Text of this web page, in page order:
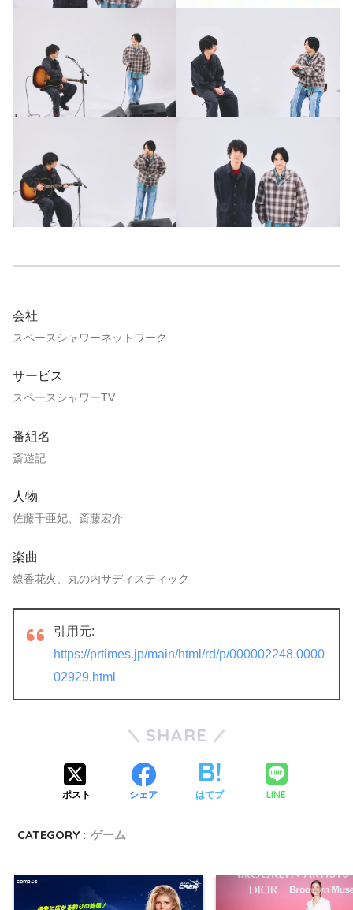
会社
スペースシャワーネットワーク
サービス
スペースシャワーTV
番組名
斎遊記
人物
佐藤千亜妃、斎藤宏介
楽曲
線香花火、丸の内サディスティック
引用元:
https://prtimes.jp/main/html/rd/p/000002248.0000
02929.html
SHARE
ポスト シェア はてブ LINE
CATEGORY : ゲーム